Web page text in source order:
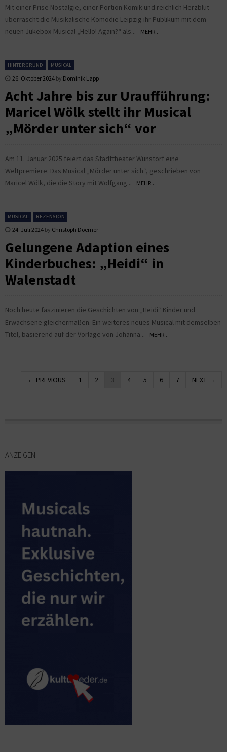
Mit einer Prise Nostalgie, einer Portion Komik und reichlich Herzblut
überrascht die Musikalische Komödie Leipzig ihr Publikum mit dem
neuen Jukebox-Musical „Hello! Again?“ als...
MEHR...
HINTERGRUND MUSICAL
26. Oktober 2024 by Dominik Lapp
Acht Jahre bis zur Uraufführung:
Maricel Wölk stellt ihr Musical
„Mörder unter sich“ vor
Am 11. Januar 2025 feiert das Stadttheater Wunstorf eine
Weltpremiere: Das Musical „Mörder unter sich“, geschrieben von
Maricel Wölk, die die Story mit Wolfgang...
MEHR...
MUSICAL REZENSION
24. Juli 2024 by Christoph Doerner
Gelungene Adaption eines
Kinderbuches: „Heidi“ in
Walenstadt
Noch heute faszinieren die Geschichten von „Heidi“ Kinder und
Erwachsene gleichermaßen. Ein weiteres neues Musical mit demselben
Titel, basierend auf der Vorlage von Johanna...
MEHR...
← PREVIOUS 1 2 3 4 5 6 7 NEXT →
ANZEIGEN